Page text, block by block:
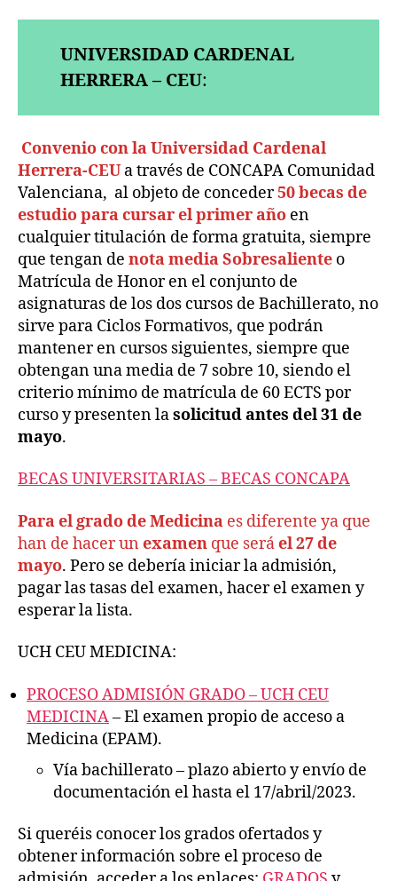
UNIVERSIDAD CARDENAL
HERRERA – CEU:
Convenio con la Universidad Cardenal
Herrera-CEU a través de CONCAPA Comunidad
Valenciana, al objeto de conceder50 becas de
estudio para cursar el primer año en
cualquier titulación de forma gratuita, siempre
que tengan de nota media Sobresaliente o
Matrícula de Honor en el conjunto de
asignaturas de los dos cursos de Bachillerato, no
sirve para Ciclos Formativos, que podrán
mantener en cursos siguientes, siempre que
obtengan una media de 7 sobre 10, siendo el
criterio mínimo de matrícula de 60 ECTS por
curso y presenten lasolicitud antes del 31 de
mayo.
BECAS UNIVERSITARIAS – BECAS CONCAPA
Para el grado de Medicina es diferente ya que
han de hacer un examen que seráel 27 de
mayo. Pero se debería iniciar la admisión,
pagar las tasas del examen, hacer el examen y
esperar la lista.
UCH CEU MEDICINA:
PROCESO ADMISIÓN GRADO – UCH CEU
MEDICINA– El examen propio de acceso a
Medicina (EPAM).
Vía bachillerato – plazo abierto y envío de
documentación el hasta el 17/abril/2023.
Si queréis conocer los grados ofertados y
obtener información sobre el proceso de